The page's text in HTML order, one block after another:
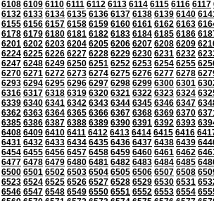
6108 6109 6110 6111 6112 6113 6114 6115 6116 6117
6132 6133 6134 6135 6136 6137 6138 6139 6140
6155 6156 6157 6158 6159 6160 6161 6162 6163
6178 6179 6180 6181 6182 6183 6184 6185 6186
6201 6202 6203 6204 6205 6206 6207 6208 6209
6224 6225 6226 6227 6228 6229 6230 6231 6232
6247 6248 6249 6250 6251 6252 6253 6254 6255
6270 6271 6272 6273 6274 6275 6276 6277 6278
6293 6294 6295 6296 6297 6298 6299 6300 6301
6316 6317 6318 6319 6320 6321 6322 6323 6324
6339 6340 6341 6342 6343 6344 6345 6346 6347
6362 6363 6364 6365 6366 6367 6368 6369 6370
6385 6386 6387 6388 6389 6390 6391 6392 6393
6408 6409 6410 6411 6412 6413 6414 6415 6416
6431 6432 6433 6434 6435 6436 6437 6438 6439
6454 6455 6456 6457 6458 6459 6460 6461 6462
6477 6478 6479 6480 6481 6482 6483 6484 6485
6500 6501 6502 6503 6504 6505 6506 6507 6508
6523 6524 6525 6526 6527 6528 6529 6530 6531
6546 6547 6548 6549 6550 6551 6552 6553 6554